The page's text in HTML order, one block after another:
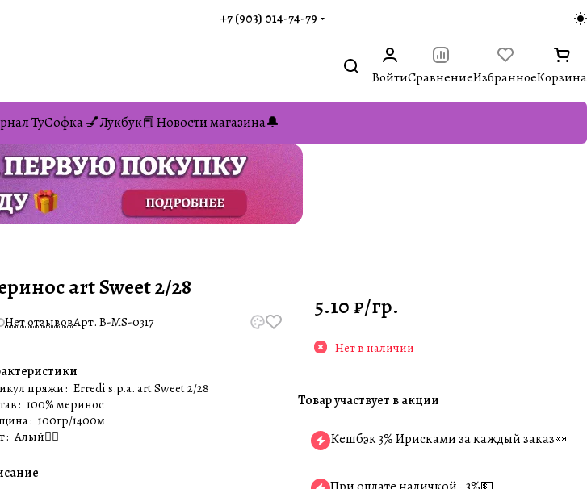
+7 (903) 014-74-79‬
ВойтиСравнениеИзбранноеКорзина
ТуСофка 💅Лукбук📕Новости магазина🔔
art Sweet 2/28
Нет отзывовАрт.B-MS-0317
пряжи: Erredi s.p.a. art Sweet 2/28
: 100% меринос
: 100гр/1400м
: Алый❤️‍🔥
5.10 ₽/гр.
Нет в наличии
Товар участвует в акции
Кешбэк 3% Ирисками за каждый заказ🍬